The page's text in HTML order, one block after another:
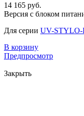
14 165 руб.
Версия с блоком
Для серии UV-STYLO-
В корзину
Предпросмотр
Закрыть